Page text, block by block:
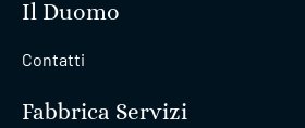
Il Duomo
Contatti
Fabbrica Servizi